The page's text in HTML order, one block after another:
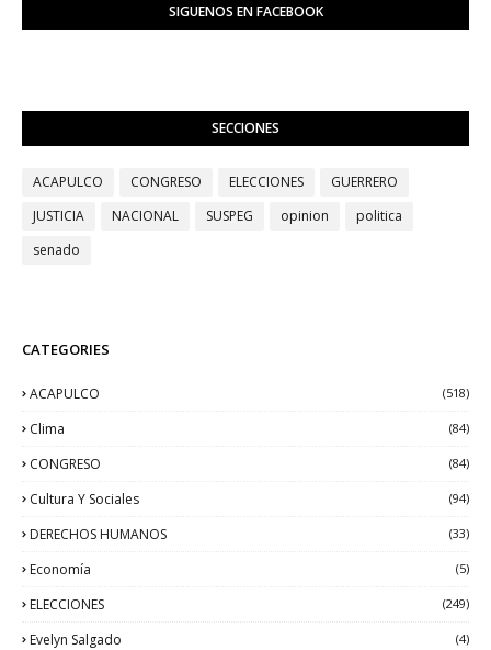
SIGUENOS EN FACEBOOK
SECCIONES
ACAPULCO CONGRESO ELECCIONES
GUERRERO
JUSTICIA
NACIONAL SUSPEG opinion
politica
senado
CATEGORIES
ACAPULCO (518)
Clima (84)
CONGRESO (84)
Cultura Y Sociales (94)
DERECHOS HUMANOS (33)
Economía (5)
ELECCIONES (249)
Evelyn Salgado (4)